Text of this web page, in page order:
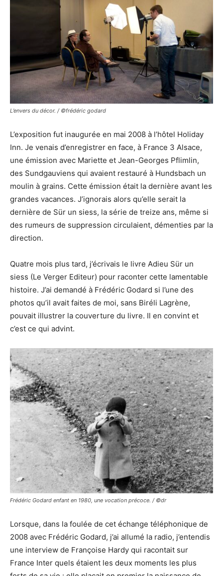
L’envers du décor. / ©frédéric godard
L’exposition fut inaugurée en mai 2008 à l’hôtel Holiday
Inn. Je venais d’enregistrer en face, à France 3 Alsace,
une émission avec Mariette et Jean-Georges Pflimlin,
des Sundgauviens qui avaient restauré à Hundsbach un
moulin à grains. Cette émission était la dernière avant les
grandes vacances. J’ignorais alors qu’elle serait la
dernière de Sür un siess, la série de treize ans, même si
des rumeurs de suppression circulaient, démenties par la
direction.
Quatre mois plus tard, j’écrivais le livre Adieu Sür un
siess (Le Verger Editeur) pour raconter cette lamentable
histoire. J’ai demandé à Frédéric Godard si l’une des
photos qu’il avait faites de moi, sans Biréli Lagrène,
pouvait illustrer la couverture du livre. Il en convint et
c’est ce qui advint.
Frédéric Godard enfant en 1980, une vocation précoce. / ©dr
Lorsque, dans la foulée de cet échange téléphonique de
2008 avec Frédéric Godard, j’ai allumé la radio, j’entendis
une interview de Françoise Hardy qui racontait sur
France Inter quels étaient les deux moments les plus